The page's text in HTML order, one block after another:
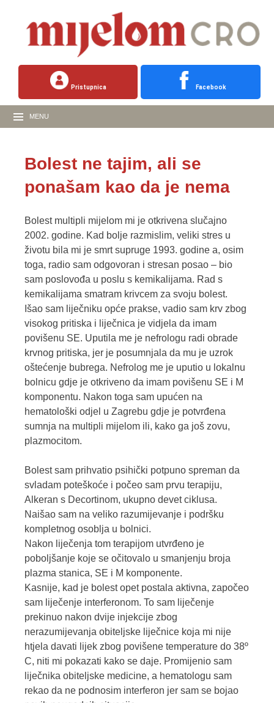
Pristupnica Facebook
MENU
Bolest ne tajim, ali se
ponašam kao da je nema
Bolest multipli mijelom mi je otkrivena slučajno
2002. godine. Kad bolje razmislim, veliki stres u
životu bila mi je smrt supruge 1993. godine a, osim
toga, radio sam odgovoran i stresan posao – bio
sam poslovođa u poslu s kemikalijama. Rad s
kemikalijama smatram krivcem za svoju bolest.
Išao sam liječniku opće prakse, vadio sam krv zbog
visokog pritiska i liječnica je vidjela da imam
povišenu SE. Uputila me je nefrologu radi obrade
krvnog pritiska, jer je posumnjala da mu je uzrok
oštećenje bubrega. Nefrolog me je uputio u lokalnu
bolnicu gdje je otkriveno da imam povišenu SE i M
komponentu. Nakon toga sam upućen na
hematološki odjel u Zagrebu gdje je potvrđena
sumnja na multipli mijelom ili, kako ga još zovu,
plazmocitom.
Bolest sam prihvatio psihički potpuno spreman da
svladam poteškoće i počeo sam prvu terapiju,
Alkeran s Decortinom, ukupno devet ciklusa.
Naišao sam na veliko razumijevanje i podršku
kompletnog osoblja u bolnici.
Nakon liječenja tom terapijom utvrđeno je
poboljšanje koje se očitovalo u smanjenju broja
plazma stanica, SE i M komponente.
Kasnije, kad je bolest opet postala aktivna, započeo
sam liječenje interferonom. To sam liječenje
prekinuo nakon dvije injekcije zbog
nerazumijevanja obiteljske liječnice koja mi nije
htjela davati lijek zbog povišene temperature do 38º
C, niti mi pokazati kako se daje. Promijenio sam
liječnika obiteljske medicine, a hematologu sam
rekao da ne podnosim interferon jer sam se bojao